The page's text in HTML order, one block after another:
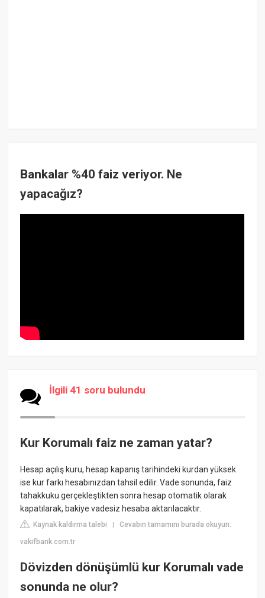
Bankalar %40 faiz veriyor. Ne
yapacağız?
İlgili 41 soru bulundu
Kur Korumalı faiz ne zaman yatar?
Hesap açılış kuru, hesap kapanış tarihindeki kurdan yüksek
ise kur farkı hesabınızdan tahsil edilir. Vade sonunda, faiz
tahakkuku gerçekleştikten sonra hesap otomatik olarak
kapatılarak, bakiye vadesiz hesaba aktarılacaktır.
Kaynak kaldırma talebi |Cevabın tamamını burada okuyun:
vakifbank.com.tr
Dövizden dönüşümlü kur Korumalı vade
sonunda ne olur?